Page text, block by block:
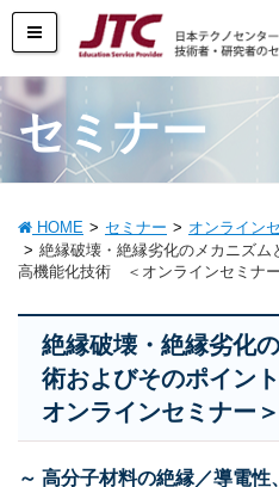
セミナー
HOME セミナー
オンライン
絶縁破壊・絶縁劣化のメカニズム
高機能化技術 ＜オンラインセミナ
絶縁破壊・絶縁劣化
術およびそのポイン
オンラインセミナー＞
～ 高分子材料の絶縁／導電